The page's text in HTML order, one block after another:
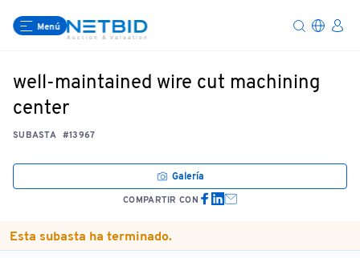
Menú
well-maintained wire cut machining
center
SUBASTA #13967
Galería
COMPARTIR CON
Esta subasta ha terminado.